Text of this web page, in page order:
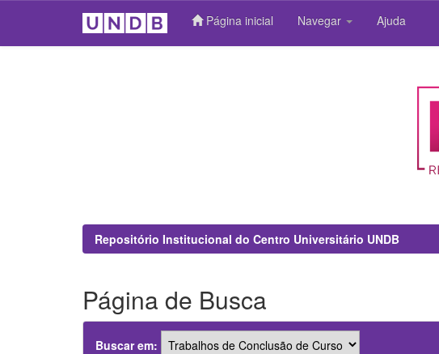
Página inicial Navegar Ajuda
Repositório Institucional do Centro Universitário UNDB
Página de Busca
Buscar em: